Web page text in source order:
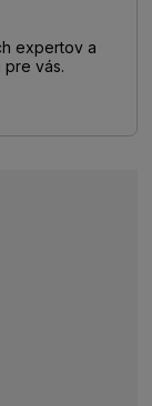
expertov a
vás.